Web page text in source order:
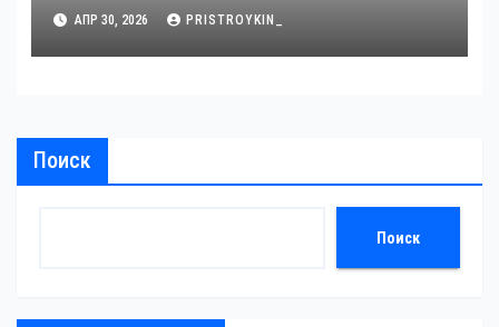
АПР 30, 2026 PRISTROYKIN_
Поиск
Поиск